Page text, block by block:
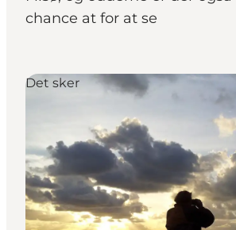
Planlæg din ferie
chance at for at se
Det sker